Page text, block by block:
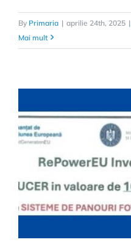
By Primaria | aprilie 24th, 2025 |
Mai mult